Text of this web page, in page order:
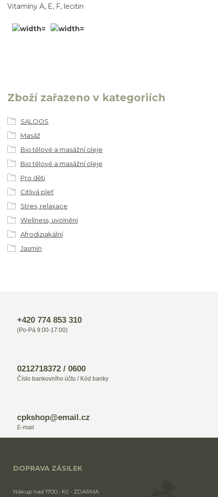
Vitamíny A, E, F, lecitin
Zboží zařazeno v kategoriích
SALOOS
Masáž
Bio tělové a masážní oleje
Bio tělové a masážní oleje
Pro děti
Citlivá pleť
Stres, relaxace
Wellness, uvolnění
Afrodiziakální
Jasmín
+420 774 853 310
(Po-Pá 9:00-17:00)
0212718372 / 0600
Číslo bankovního účtu / Kód banky
cpkshop@email.cz
E-mail
DOPRAVA ZÁSILEK
Nákup nad 1700,- Kč - ZDARMA